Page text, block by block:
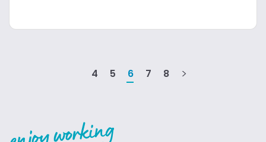
4 5 6 7 8